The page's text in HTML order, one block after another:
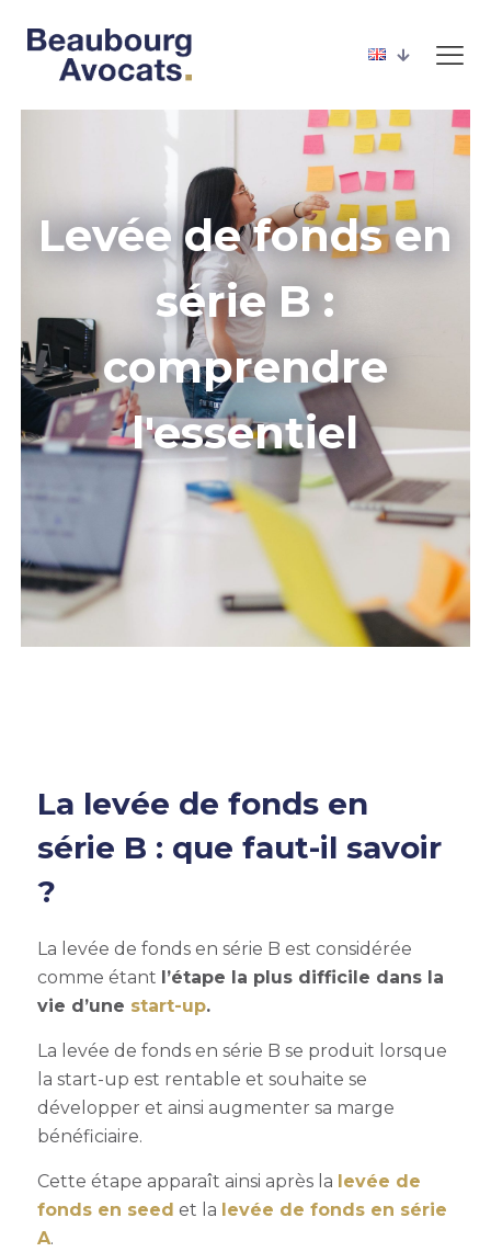
Levée de fonds en
série B :
comprendre
l'essentiel
La levée de fonds en
série B : que faut-il savoir
?
La levée de fonds en série B est considérée
comme étant l’étape la plus difficile dans la
vie d’une start-up.
La levée de fonds en série B se produit lorsque
la start-up est rentable et souhaite se
développer et ainsi augmenter sa marge
bénéficiaire.
Cette étape apparaît ainsi après la levée de
fonds en seed et la levée de fonds en série
A.